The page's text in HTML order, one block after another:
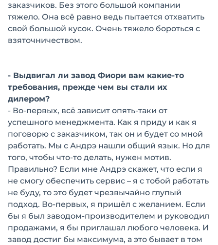
заказчиков. Без этого большой компании
тяжело. Она всё равно ведь пытается отхватить
свой большой кусок. Очень тяжело бороться с
взяточничеством.
- Выдвигал ли завод Фиори вам какие-то
требования, прежде чем вы стали их
дилером?
- Во-первых, всё зависит опять-таки от
успешного менеджмента. Как я приду и как я
поговорю с заказчиком, так он и будет со мной
работать. Мы с Андрэ нашли общий язык. Но для
того, чтобы что-то делать, нужен мотив.
Правильно? Если мне Андрэ скажет, что если я
не смогу обеспечить сервис – я с тобой работать
не буду, то это будет чрезвычайно глупый
подход. Во-первых, я пришёл с желанием. Если
бы я был заводом-производителем и руководил
продажами, я бы приглашал любого человека. И
завод достиг бы максимума, а это бывает в том